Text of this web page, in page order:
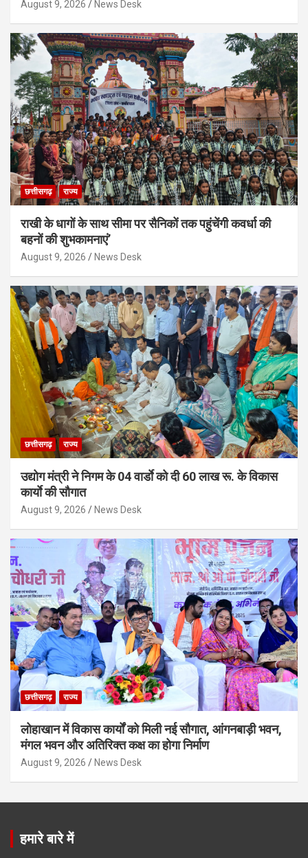
August 9, 2026 News Desk
छत्तीसगढ़ राज्य
राखी के धागों के साथ सीमा पर सैनिकों तक पहुंचेंगी कवर्धा की
बहनों की शुभकामनाएं’
August 9, 2026 News Desk
छत्तीसगढ़ राज्य
उद्योग मंत्री ने निगम के 04 वार्डाे को दी 60 लाख रू. के विकास
कार्याे की सौगात
August 9, 2026 News Desk
छत्तीसगढ़ राज्य
लोहाखान में विकास कार्यों को मिली नई सौगात, आंगनबाड़ी भवन,
मंगल भवन और अतिरिक्त कक्ष का होगा निर्माण
August 9, 2026 News Desk
हमारे बारे में